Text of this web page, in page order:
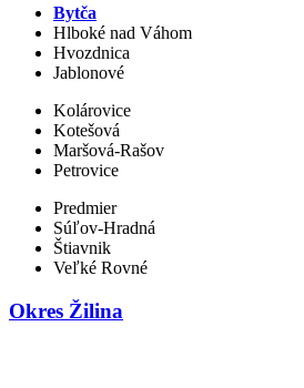
Bytča
Hlboké nad Váhom
Hvozdnica
Jablonové
Kolárovice
Kotešová
Maršová-Rašov
Petrovice
Predmier
Súľov-Hradná
Štiavnik
Veľké Rovné
Okres Žilina